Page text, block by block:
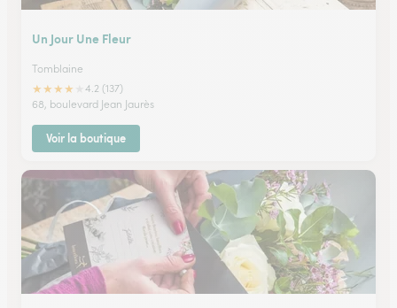
Un Jour Une Fleur
Tomblaine
★★★★
4.2 (137)
68, boulevard Jean Jaurès
Voir la boutique